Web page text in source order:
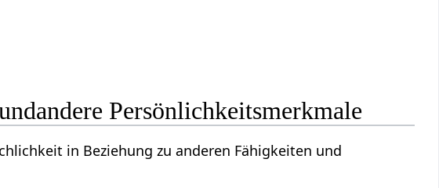
Persönlichkeitsmerkmale
in Beziehung zu anderen Fähigkeiten und